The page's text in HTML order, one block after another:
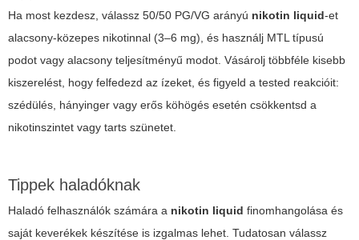
Ha most kezdesz, válassz 50/50 PG/VG arányú nikotin liquid-et
alacsony-közepes nikotinnal (3–6 mg), és használj MTL típusú
podot vagy alacsony teljesítményű modot. Vásárolj többféle kisebb
kiszerelést, hogy felfedezd az ízeket, és figyeld a tested reakcióit:
szédülés, hányinger vagy erős köhögés esetén csökkentsd a
nikotinszintet vagy tarts szünetet.
Tippek haladóknak
Haladó felhasználók számára a nikotin liquid finomhangolása és
saját keverékek készítése is izgalmas lehet. Tudatosan válassz